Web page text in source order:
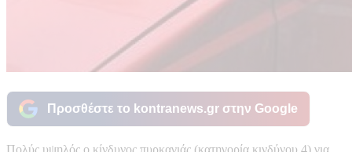
Προσθέστε το kontranews.gr στην Google
Πολύς υψηλός ο κίνδυνος πυρκαγιάς (κατηγορία κινδύνου 4) για